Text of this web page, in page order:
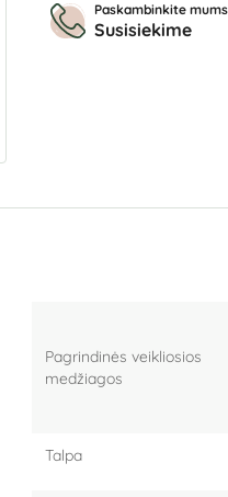
Paskambinkite mums
Susisiekime
Pagrindinės veikliosios
medžiagos
Talpa